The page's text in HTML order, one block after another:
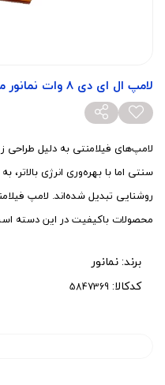
لامپ ال ای دی 8 وات نمانور مدل A60
لامپ‌های فیلامنتی به دلیل طراحی
سنتی اما با بهره‌وری انرژی بالاتر،
محصولات باکیفیت در این دسته
برند:نمانور
کدکالا: